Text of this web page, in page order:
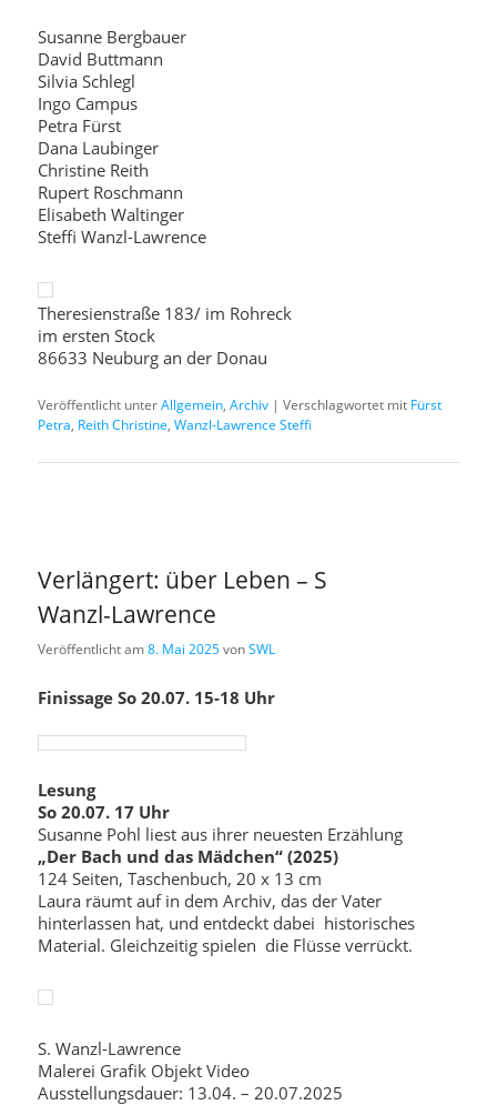
Susanne Bergbauer
David Buttmann
Silvia Schlegl
Ingo Campus
Petra Fürst
Dana Laubinger
Christine Reith
Rupert Roschmann
Elisabeth Waltinger
Steffi Wanzl-Lawrence
Theresienstraße 183/ im Rohreck
im ersten Stock
86633 Neuburg an der Donau
Veröffentlicht unterAllgemein,Archiv |Verschlagwortet mit Fürst
Petra, Reith Christine,Wanzl-Lawrence Steffi
Verlängert: über Leben – S
Wanzl-Lawrence
Veröffentlicht am8. Mai 2025vonSWL
Finissage So 20.07. 15-18 Uhr
Lesung
So 20.07. 17 Uhr
Susanne Pohl liest aus ihrer neuesten Erzählung
„Der Bach und das Mädchen“ (2025)
124 Seiten, Taschenbuch, 20 x 13 cm
Laura räumt auf in dem Archiv, das der Vater
hinterlassen hat, und entdeckt dabei historisches
Material. Gleichzeitig spielen die Flüsse verrückt.
S. Wanzl-Lawrence
Malerei Grafik Objekt Video
Ausstellungsdauer: 13.04. – 20.07.2025